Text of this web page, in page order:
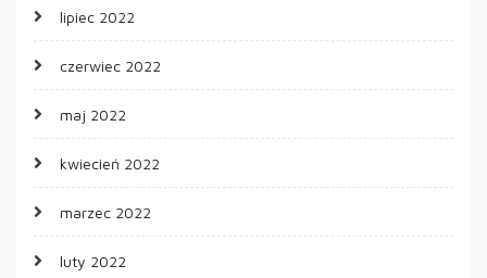
lipiec 2022
czerwiec 2022
maj 2022
kwiecień 2022
marzec 2022
luty 2022